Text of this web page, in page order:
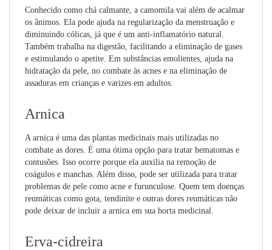
Conhecido como chá calmante, a camomila vai além de acalmar
os ânimos. Ela pode ajuda na regularização da menstruação e
diminuindo cólicas, já que é um anti-inflamatório natural.
Também trabalha na digestão, facilitando a eliminação de gases
e estimulando o apetite. Em substâncias emolientes, ajuda na
hidratação da pele, no combate às acnes e na eliminação de
assaduras em crianças e varizes em adultos.
Arnica
A arnica é uma das plantas medicinais mais utilizadas no
combate as dores. É uma ótima opção para tratar hematomas e
contusões. Isso ocorre porque ela auxilia na remoção de
coágulos e manchas. Além disso, pode ser utilizada para tratar
problemas de pele como acne e furunculose. Quem tem doenças
reumáticas como gota, tendinite e outras dores reumáticas não
pode deixar de incluir a arnica em sua horta medicinal.
Erva-cidreira